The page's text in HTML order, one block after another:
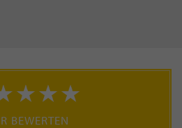
BEWERTEN